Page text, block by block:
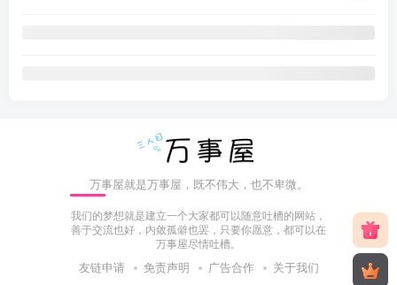
万事屋就是万事屋，既不伟大，也不卑微。
我们的梦想就是建立一个大家都可以随意吐槽的网站，
善于交流也好，内敛孤僻也罢，只要你愿意，都可以在
万事屋尽情吐槽。
友链申请 免责声明 广告合作 关于我们